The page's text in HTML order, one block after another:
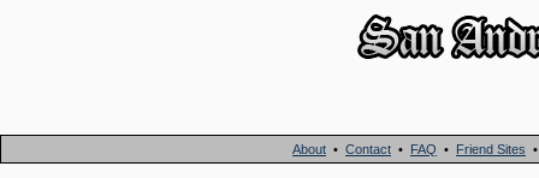
About • Contact • FAQ • Friend Sites